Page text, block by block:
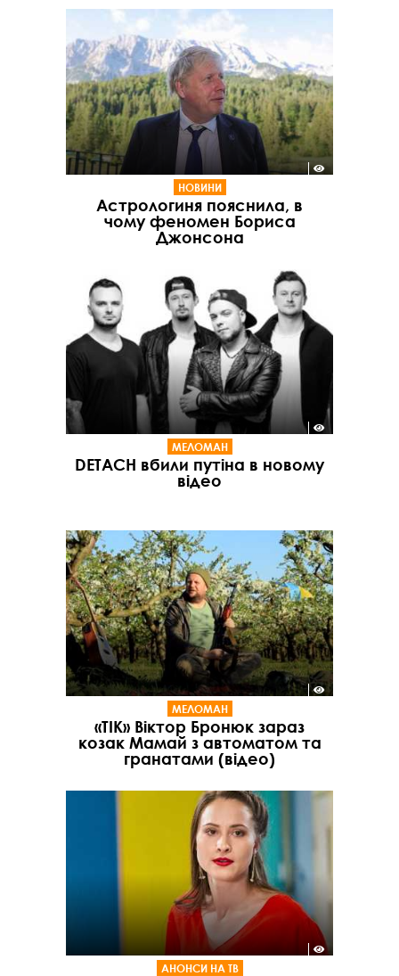
НОВИНИ
Астрологиня пояснила, в
чому феномен Бориса
Джонсона
МЕЛОМАН
DETACH вбили путіна в новому
відео
МЕЛОМАН
«ТІК» Віктор Бронюк зараз
козак Мамай з автоматом та
гранатами (відео)
АНОНСИ НА ТВ